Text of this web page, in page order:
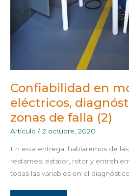
Confiabilidad en
eléctricos,
zonas de falla (2)
Artículo /2 octubre, 2020
En esta entrega, hablaremos de
restantes: estator, rotor y
todas las variables en el